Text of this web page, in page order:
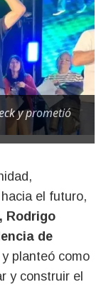
y prometió
el futuro,
Rodrigo
de
y planteó como
y construir el